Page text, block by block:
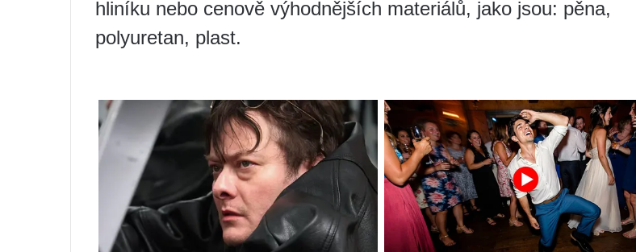
hliníku nebo cenově výhodnějších materiálů, jako jsou: pěna,
polyuretan, plast.